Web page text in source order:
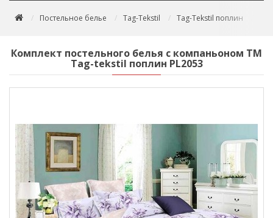
Постельное белье Tag-Tekstil Tag-Tekstil поплин
Комплект постельного белья с компаньоном TM
Tag-tekstil поплин PL2053